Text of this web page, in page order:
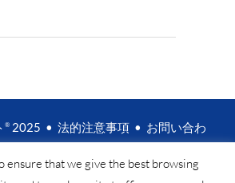
® 2025 • 法的注意事項 • お問い合わ
ensure that we give the best browsing